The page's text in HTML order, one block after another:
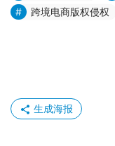
跨境电商版权侵权
生成海报